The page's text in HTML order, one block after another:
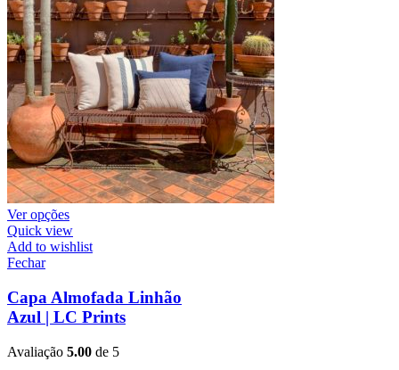
Ver opções
Quick view
Add to wishlist
Fechar
Capa Almofada Linhão
Azul | LC Prints
Avaliação 5.00 de 5